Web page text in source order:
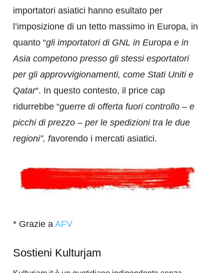
importatori asiatici hanno esultato per
l’imposizione di un tetto massimo in Europa, in
quanto “gli importatori di GNL in Europa e in
Asia competono presso gli stessi esportatori
per gli approvvigionamenti, come Stati Uniti e
Qatar“. In questo contesto, il price cap
ridurrebbe “guerre di offerta fuori controllo – e
picchi di prezzo – per le spedizioni tra le due
regioni”, favorendo i mercati asiatici.
* Grazie a AFV
Sostieni Kulturjam